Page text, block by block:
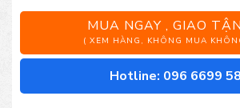
bàn
ghế
nhựa
MUA NGAY , GIAO
( XEM HÀNG, KHÔNG MUA
Hotline: 096 6699